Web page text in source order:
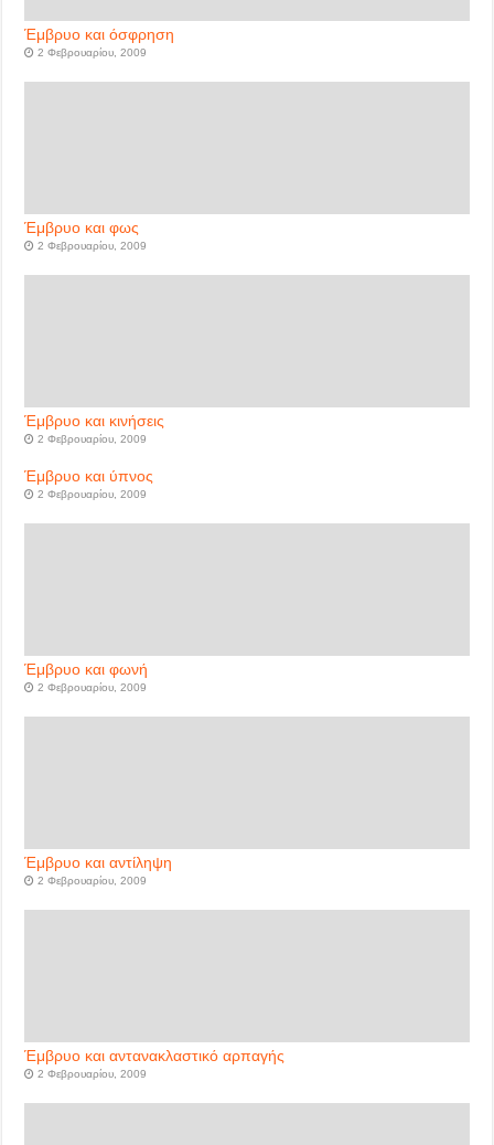
Έμβρυο και όσφρηση
2 Φεβρουαρίου, 2009
Έμβρυο και φως
2 Φεβρουαρίου, 2009
Έμβρυο και κινήσεις
2 Φεβρουαρίου, 2009
Έμβρυο και ύπνος
2 Φεβρουαρίου, 2009
Έμβρυο και φωνή
2 Φεβρουαρίου, 2009
Έμβρυο και αντίληψη
2 Φεβρουαρίου, 2009
Έμβρυο και αντανακλαστικό αρπαγής
2 Φεβρουαρίου, 2009